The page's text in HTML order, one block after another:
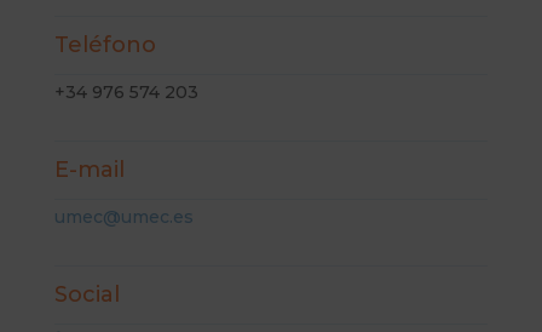
Teléfono
+34 976 574 203
E-mail
umec@umec.es
Social